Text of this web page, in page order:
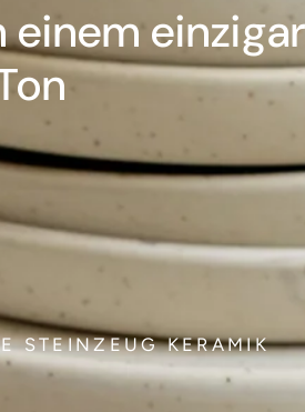
STEINZEUG KERAMIK